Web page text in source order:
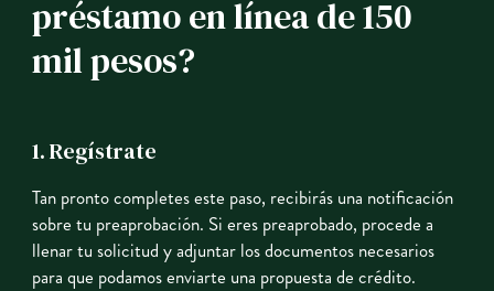
préstamo en línea de 150
mil pesos?
1. Regístrate
Tan pronto completes este paso, recibirás una notificación
sobre tu preaprobación. Si eres preaprobado, procede a
llenar tu solicitud y adjuntar los documentos necesarios
para que podamos enviarte una propuesta de crédito.